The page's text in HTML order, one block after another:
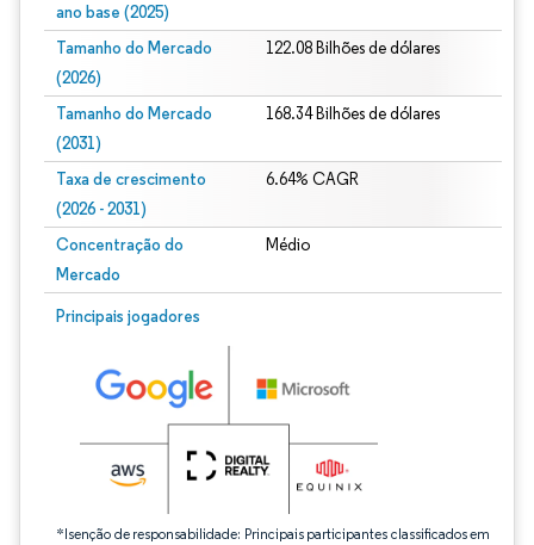
ano base (2025)
Tamanho do Mercado
(2026)
122.08 Bilhões de dólares
Tamanho do Mercado
(2031)
168.34 Bilhões de dólares
Taxa de crescimento
(2026 - 2031)
6.64% CAGR
Concentração do
Mercado
Médio
Principais jogadores
*Isenção de responsabilidade: Principais participantes classificados em
Imagem © Mordor Intelligence. O reuso requer atribuição conforme CC BY 4.0.